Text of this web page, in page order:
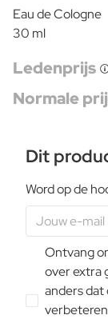
Eau de Cologne
30 ml
Ledenprijs
Normale
Dit
Word op de
Ontvang
over extra
anders dat